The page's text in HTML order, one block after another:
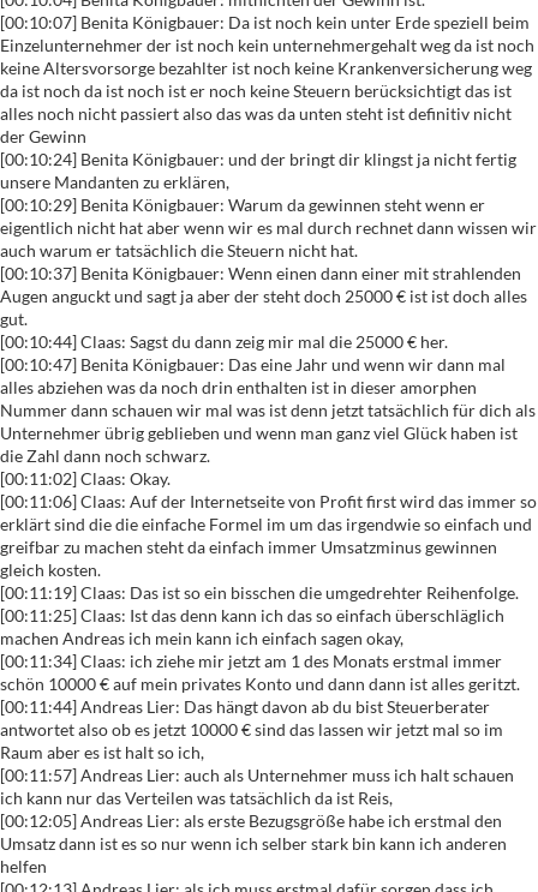
[00:10:07] Benita Königbauer: Da ist noch kein unter Erde speziell beim
Einzelunternehmer der ist noch kein unternehmergehalt weg da ist noch
keine Altersvorsorge bezahlter ist noch keine Krankenversicherung weg
da ist noch da ist noch ist er noch keine Steuern berücksichtigt das ist
alles noch nicht passiert also das was da unten steht ist definitiv nicht
der Gewinn
[00:10:24] Benita Königbauer: und der bringt dir klingst ja nicht fertig
unsere Mandanten zu erklären,
[00:10:29] Benita Königbauer: Warum da gewinnen steht wenn er
eigentlich nicht hat aber wenn wir es mal durch rechnet dann wissen wir
auch warum er tatsächlich die Steuern nicht hat.
[00:10:37] Benita Königbauer: Wenn einen dann einer mit strahlenden
Augen anguckt und sagt ja aber der steht doch 25000 € ist ist doch alles
gut.
[00:10:44] Claas: Sagst du dann zeig mir mal die 25000 € her.
[00:10:47] Benita Königbauer: Das eine Jahr und wenn wir dann mal
alles abziehen was da noch drin enthalten ist in dieser amorphen
Nummer dann schauen wir mal was ist denn jetzt tatsächlich für dich als
Unternehmer übrig geblieben und wenn man ganz viel Glück haben ist
die Zahl dann noch schwarz.
[00:11:02] Claas: Okay.
[00:11:06] Claas: Auf der Internetseite von Profit first wird das immer so
erklärt sind die die einfache Formel im um das irgendwie so einfach und
greifbar zu machen steht da einfach immer Umsatzminus gewinnen
gleich kosten.
[00:11:19] Claas: Das ist so ein bisschen die umgedrehter Reihenfolge.
[00:11:25] Claas: Ist das denn kann ich das so einfach überschläglich
machen Andreas ich mein kann ich einfach sagen okay,
[00:11:34] Claas: ich ziehe mir jetzt am 1 des Monats erstmal immer
schön 10000 € auf mein privates Konto und dann dann ist alles geritzt.
[00:11:44] Andreas Lier: Das hängt davon ab du bist Steuerberater
antwortet also ob es jetzt 10000 € sind das lassen wir jetzt mal so im
Raum aber es ist halt so ich,
[00:11:57] Andreas Lier: auch als Unternehmer muss ich halt schauen
ich kann nur das Verteilen was tatsächlich da ist Reis,
[00:12:05] Andreas Lier: als erste Bezugsgröße habe ich erstmal den
Umsatz dann ist es so nur wenn ich selber stark bin kann ich anderen
helfen